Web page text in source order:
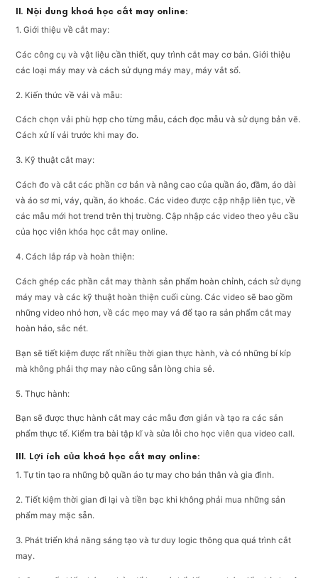
II. Nội dung khoá học cắt may online:
1. Giới thiệu về cắt may:
Các công cụ và vật liệu cần thiết, quy trình cắt may cơ bản. Giới thiệu
các loại máy may và cách sử dụng máy may, máy vắt sổ.
2. Kiến thức về vải và mẫu:
Cách chọn vải phù hợp cho từng mẫu, cách đọc mẫu và sử dụng bản vẽ.
Cách xử lí vải trước khi may đo.
3. Kỹ thuật cắt may:
Cách đo và cắt các phần cơ bản và nâng cao của quần áo, đầm, áo dài
và áo sơ mi, váy, quần, áo khoác. Các video được cập nhập liên tục, về
các mẫu mới hot trend trên thị trường. Cập nhập các video theo yêu cầu
của học viên khóa học cắt may online.
4. Cách lắp ráp và hoàn thiện:
Cách ghép các phần cắt may thành sản phẩm hoàn chỉnh, cách sử dụng
máy may và các kỹ thuật hoàn thiện cuối cùng. Các video sẽ bao gồm
những video nhỏ hơn, về các mẹo may vá để tạo ra sản phẩm cắt may
hoàn hảo, sắc nét.
Bạn sẽ tiết kiệm được rất nhiều thời gian thực hành, và có những bí kíp
mà không phải thợ may nào cũng sẵn lòng chia sẻ.
5. Thực hành:
Bạn sẽ được thực hành cắt may các mẫu đơn giản và tạo ra các sản
phẩm thực tế. Kiểm tra bài tập kĩ và sửa lỗi cho học viên qua video call.
III. Lợi ích của khoá học cắt may online:
1. Tự tin tạo ra những bộ quần áo tự may cho bản thân và gia đình.
2. Tiết kiệm thời gian đi lại và tiền bạc khi không phải mua những sản
phẩm may mặc sẵn.
3. Phát triển khả năng sáng tạo và tư duy logic thông qua quá trình cắt
may.